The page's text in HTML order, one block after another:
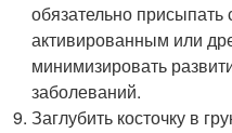
обязательно присыпать
активированным или
минимизировать
заболеваний.
Заглубить косточку в